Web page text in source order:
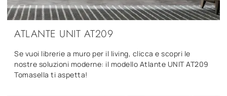
ATLANTE UNIT AT209
Se vuoi librerie a muro per il living, clicca e scopri le
nostre soluzioni moderne: il modello Atlante UNIT AT209
Tomasella ti aspetta!